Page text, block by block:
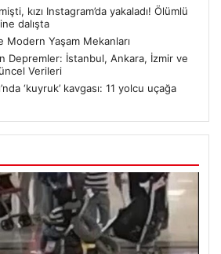
kızı Instagram’da yakaladı! Ölümlü
dalışta
Yaşam Mekanları
Depremler: İstanbul, Ankara, İzmir ve
Verileri
‘kuyruk’ kavgası: 11 yolcu uçağa